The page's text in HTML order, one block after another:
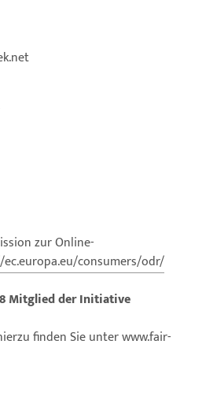
zur Online-
consumers/odr/
Mitglied der Initiative
finden Sie unter www.fair-